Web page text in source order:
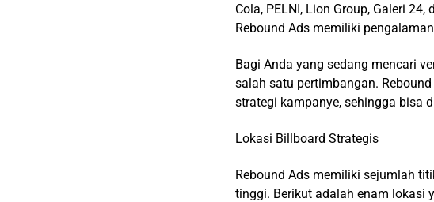
Cola, PELNI, Lion Group, Galeri
Rebound Ads memiliki
Bagi Anda yang sedang mencari
salah satu pertimbangan.
strategi kampanye, sehingga bisa
Lokasi Billboard Strategis
Rebound Ads memiliki sejumlah
tinggi. Berikut adalah enam lokasi